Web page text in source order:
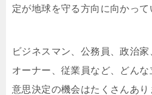
定が地球を守る方向に向かって
ビジネスマン、公務員、政治
オーナー、従業員など、どんな
意思決定の機会はたくさんあ